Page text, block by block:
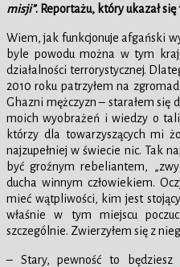
misji”. Reportażu, który ukazał
Wiem, jak funkcjonuje afgański
byle powodu można w tym
działalności terrorystycznej.
2010 roku patrzyłem na
Ghazni mężczyzn – starałem się
moich wyobrażeń i wiedzy o
którzy dla towarzyszących mi
najzupełniej w świecie nic. Tak
być groźnym rebeliantem,
ducha winnym człowiekiem.
mieć wątpliwości, kim jest
właśnie w tym miejscu
szczególnie. Zwierzyłem się z
– Stary, pewność to